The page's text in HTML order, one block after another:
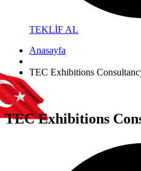
TEKLİF AL
Anasayfa
TEC Exhibitions
TEC Exhibitions